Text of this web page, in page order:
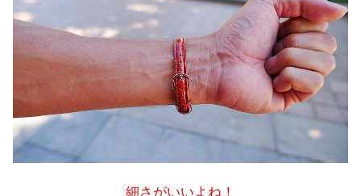
細さがいいよね！